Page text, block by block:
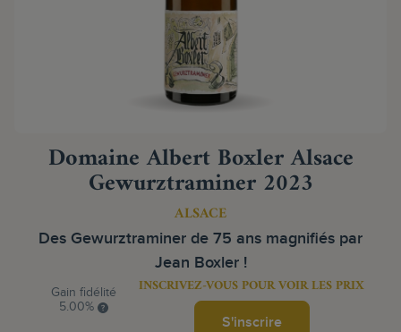
Domaine Albert Boxler Alsace
Gewurztraminer 2023
ALSACE
Des Gewurztraminer de 75 ans magnifiés par
Jean Boxler !
Gain fidélité
5.00%
INSCRIVEZ-VOUS POUR VOIR LES PRIX
S'inscrire